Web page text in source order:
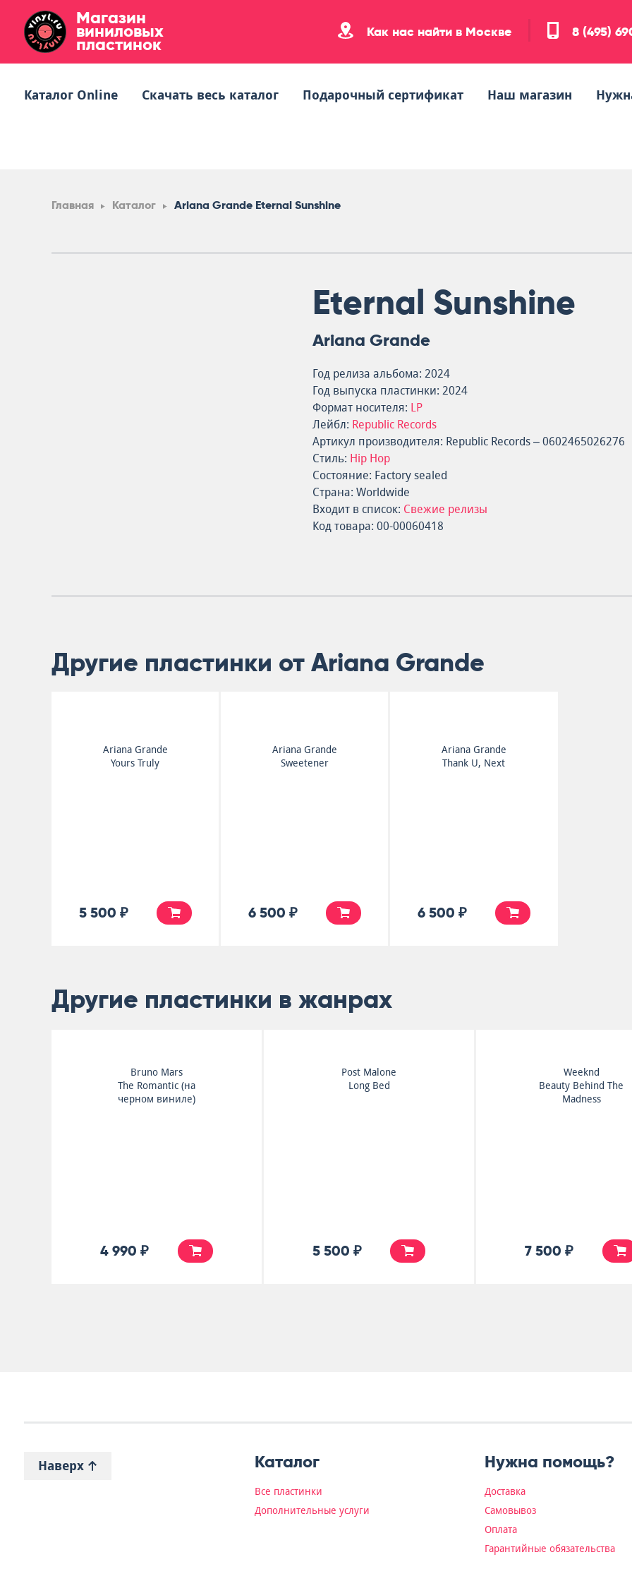
Магазин
виниловых
пластинок
Как нас найти в Москве 8 (495)
Каталог Online Скачать весь каталог Подарочный сертификат Наш магазин
Главная Каталог Ariana Grande Eternal Sunshine
Eternal Sunshine
Ariana Grande
Год релиза альбома: 2024
Год выпуска пластинки: 2024
Формат носителя: LP
Лейбл: Republic Records
Артикул производителя: Republic Records – 0602465026276
Стиль: Hip Hop
Состояние: Factory sealed
Страна: Worldwide
Входит в список: Свежие релизы
Код товара: 00-00060418
Другие пластинки от Ariana Grande
Ariana Grande
Yours Truly
5 500 ₽
Ariana Grande
Sweetener
6 500 ₽
Ariana Grande
Thank U, Next
6 500 ₽
Другие пластинки в жанрах
Bruno Mars
The Romantic (на
черном виниле)
4 990 ₽
Post Malone
Long Bed
5 500 ₽
Weeknd
Beauty Behind The
Madness
7 500 ₽
Наверх Каталог
Все пластинки
Дополнительные услуги
Нужна помощь?
Доставка
Самовывоз
Оплата
Гарантийные обязательства